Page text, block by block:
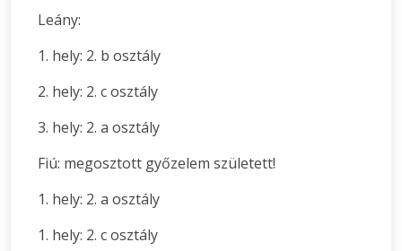
Leány:
1. hely: 2. b osztály
2. hely: 2. c osztály
3. hely: 2. a osztály
Fiú: megosztott győzelem született!
1. hely: 2. a osztály
1. hely: 2. c osztály